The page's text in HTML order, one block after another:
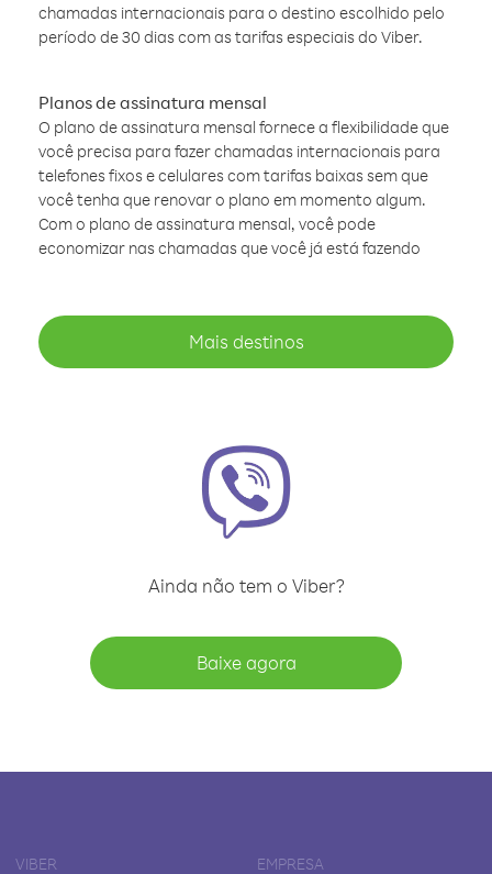
chamadas internacionais para o destino escolhido pelo
período de 30 dias com as tarifas especiais do Viber.
Planos de assinatura mensal
O plano de assinatura mensal fornece a flexibilidade que
você precisa para fazer chamadas internacionais para
telefones fixos e celulares com tarifas baixas sem que
você tenha que renovar o plano em momento algum.
Com o plano de assinatura mensal, você pode
economizar nas chamadas que você já está fazendo
Mais destinos
Ainda não tem o Viber?
Baixe agora
VIBER EMPRESA